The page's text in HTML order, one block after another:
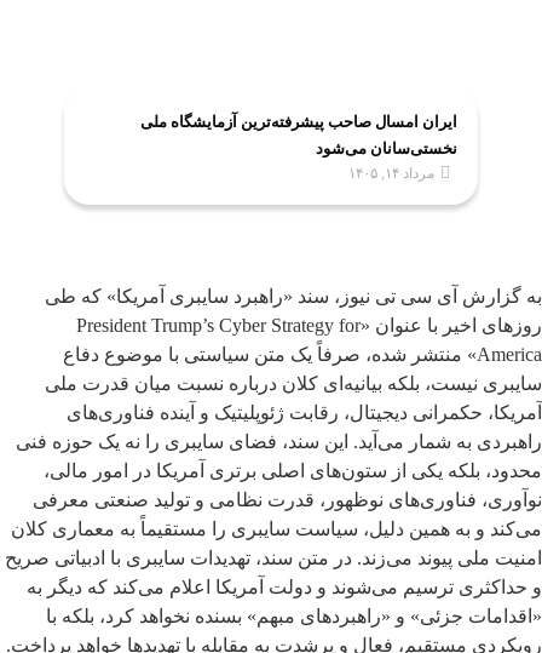
ایران امسال صاحب پیشرفته‌ترین آزمایشگاه ملی
نخستی‌سانان می‌شود
مرداد ۱۴, ۱۴۰۵
به گزارش آی سی تی نیوز، سند «راهبرد سایبری آمریکا» که طی
روزهای اخیر با عنوان «President Trump’s Cyber Strategy for
America» منتشر شده، صرفاً یک متن سیاستی با موضوع دفاع
سایبری نیست، بلکه بیانیه‌ای کلان درباره نسبت میان قدرت ملی
آمریکا، حکمرانی دیجیتال، رقابت ژئوپلیتیک و آینده فناوری‌های
راهبردی به شمار می‌آید. این سند، فضای سایبری را نه یک حوزه فنی
محدود، بلکه یکی از ستون‌های اصلی برتری آمریکا در امور مالی،
نوآوری، فناوری‌های نوظهور، قدرت نظامی و تولید صنعتی معرفی
می‌کند و به همین دلیل، سیاست سایبری را مستقیماً به معماری کلان
امنیت ملی پیوند می‌زند. در متن سند، تهدیدات سایبری با ادبیاتی صریح
و حداکثری ترسیم می‌شوند و دولت آمریکا اعلام می‌کند که دیگر به
«اقدامات جزئی» و «راهبردهای مبهم» بسنده نخواهد کرد، بلکه با
رویکردی مستقیم، فعال و پرشدت به مقابله با تهدیدها خواهد پرداخت.